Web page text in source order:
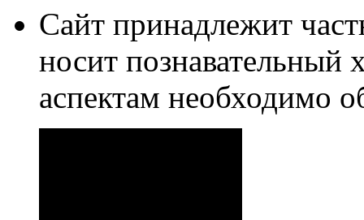
Сайт принадлежит
носит познавательный
аспектам необходимо